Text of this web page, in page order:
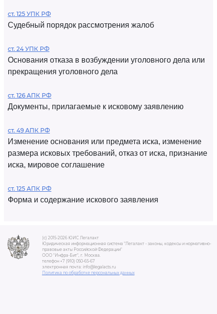
ст. 125 УПК РФ
Судебный порядок рассмотрения жалоб
ст. 24 УПК РФ
Основания отказа в возбуждении уголовного дела или
прекращения уголовного дела
ст. 126 АПК РФ
Документы, прилагаемые к исковому заявлению
ст. 49 АПК РФ
Изменение основания или предмета иска, изменение
размера исковых требований, отказ от иска, признание
иска, мировое соглашение
ст. 125 АПК РФ
Форма и содержание искового заявления
(c) 2015-2026 ЮИС Легалакт
Юридическая информационная система "Легалакт - законы, кодексы и нормативно-
правовые акты Российской Федерации"
ООО "Инфра-Бит", г. Москва.
телефон +7 (910) 050-65-67
электронная почта: info@legalacts.ru
Политика по обработке персональных данных